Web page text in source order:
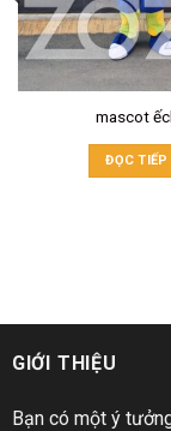
mascot
ĐỌC TIẾP
GIỚI THIỆU
Bạn có một ý